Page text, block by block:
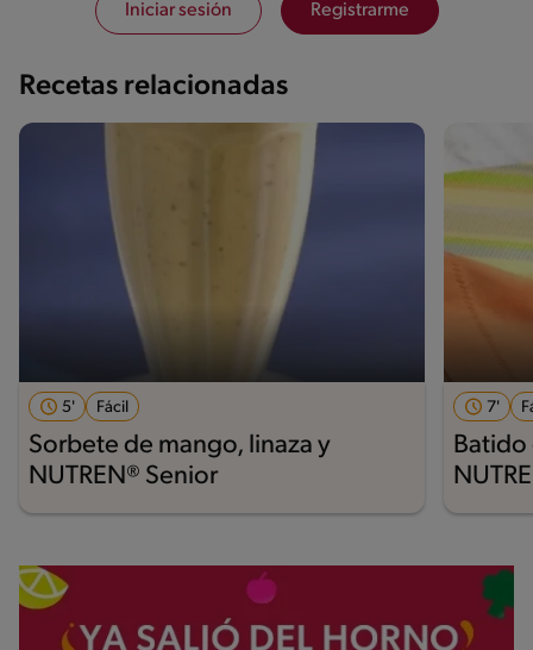
Iniciar sesión Registrarme
Recetas relacionadas
5' Fácil
Sorbete de mango, linaza y
NUTREN® Senior
7'
Batido